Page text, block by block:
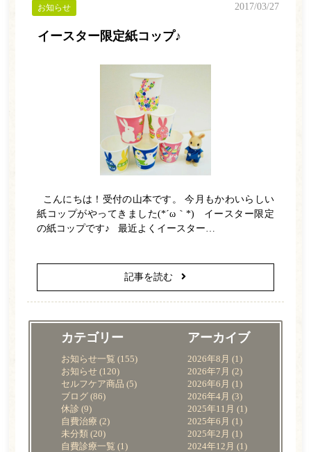
イースター限定紙コップ♪
お知らせ 2017/03/27
こんにちは！受付の山本です。 今月もかわいらしい
紙コップがやってきました(*´ω｀*) イースター限定
の紙コップです♪ 最近よくイースター…
記事を読む
カテゴリー
お知らせ一覧 (155)
お知らせ (120)
セルフケア商品 (5)
ブログ (86)
休診 (9)
自費治療 (2)
未分類 (20)
自費診療一覧 (1)
アーカイブ
2026年8月 (1)
2026年7月 (2)
2026年6月 (1)
2026年4月 (3)
2025年11月 (1)
2025年6月 (1)
2025年2月 (1)
2024年12月 (1)
インプラント
診療の流れ
料金表
院内紹介
よくある質問
アクセス・診療時間
お知らせ一覧
電話をかける